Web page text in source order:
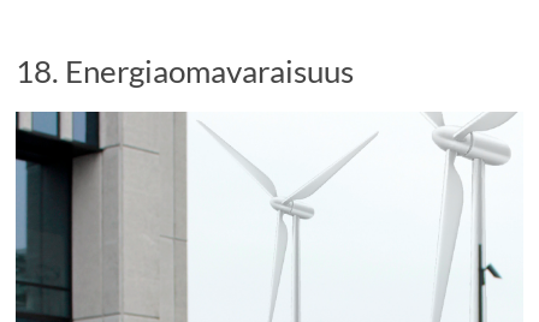
18. Energiaomavaraisuus